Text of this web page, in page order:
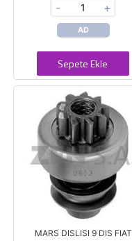
- +
AD
Sepete Ekle
MARS DISLISI 9 DIS FIAT